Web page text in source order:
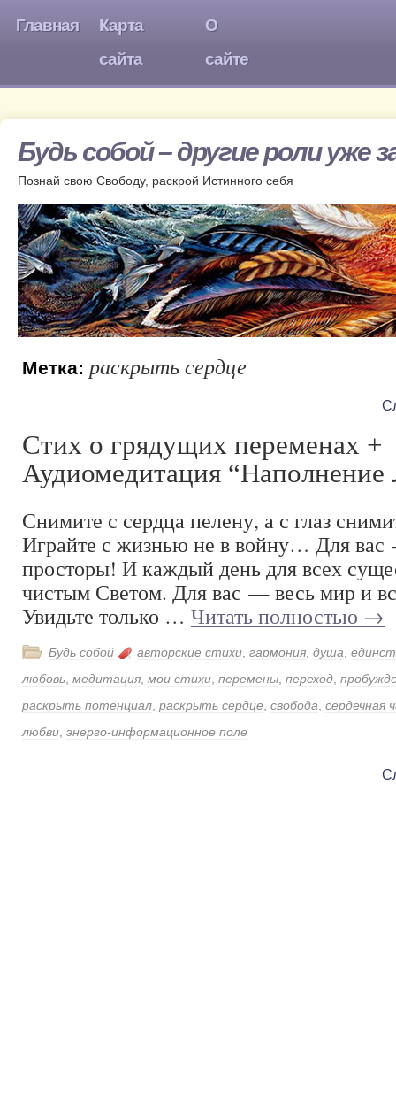
Главная
Карта
сайта
О
сайте
Будь собой – другие роли уже
Познай свою Свободу, раскрой Истинного себя
Метка: раскрыть сердце
Стих о грядущих переменах +
Аудиомедитация
Снимите с сердца пелену, а с глаз
Играйте с жизнью не в войну… Для
просторы! И каждый день для всех
чистым Светом. Для вас — весь мир и
Увидьте только … Читать полностью →
Будь собой авторские стихи гармония душа
любовь медитация мои стихи перемены переход
раскрыть потенциал раскрыть сердце свобода сердечная
любви энерго-информационное поле